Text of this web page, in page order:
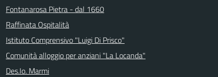
Fontanarosa Pietra - dal 1660
Raffinata Ospitalità
Istituto Comprensivo "Luigi Di Prisco"
Comunità alloggio per anziani "La Locanda"
Des.Io. Marmi